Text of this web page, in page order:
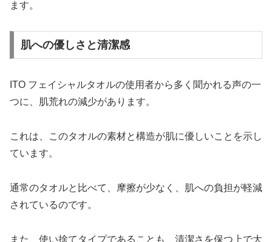
ます。
肌への優しさと清潔感
ITO フェイシャルタオルの使用者から多く聞かれる声の一
つに、肌荒れの減少があります。
これは、このタオルの素材と構造が肌に優しいことを示し
ています。
通常のタオルと比べて、摩擦が少なく、肌への負担が軽減
されているのです。
また、使い捨てタイプであることも、清潔さを保つ上で大